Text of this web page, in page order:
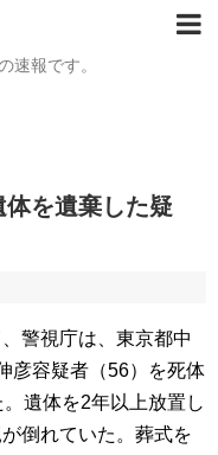
速報です。
体を遺棄した疑
警視庁は、東京都中
彦容疑者（56）を死体
遺体を2年以上放置し
倒れていた。葬式を